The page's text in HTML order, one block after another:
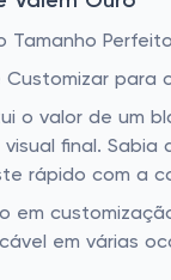
Tamanho
Customizar para
o valor de um
final.
rápido com a
em
em várias